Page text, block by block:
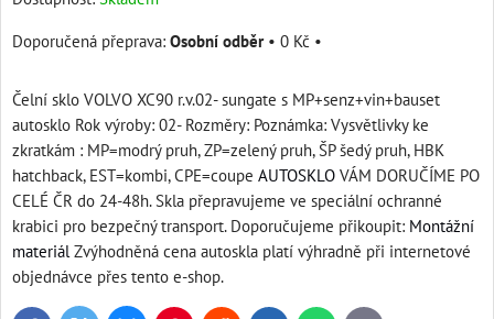
Osobní odběr • 0 Kč •
Čelní sklo VOLVO XC90 r.v.02- sungate s MP+senz+vin+bauset
autosklo Rok výroby: 02- Rozměry: Poznámka: Vysvětlivky ke
zkratkám : MP=modrý pruh, ZP=zelený pruh, ŠP šedý pruh, HBK
hatchback, EST=kombi, CPE=coupe AUTOSKLO VÁM DORUČÍME PO
CELÉ ČR do 24-48h. Skla přepravujeme ve speciální ochranné
krabici pro bezpečný transport. Doporučujeme přikoupit: Montážní
materiál Zvýhodněná cena autoskla platí výhradně při internetové
objednávce přes tento e-shop.